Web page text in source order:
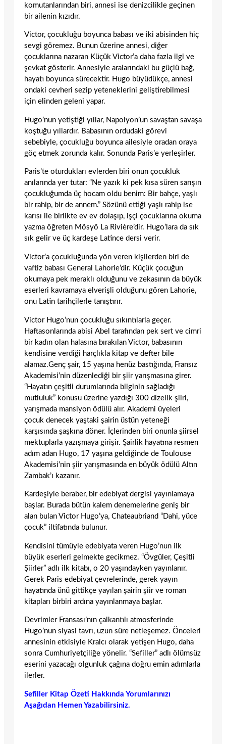
komutanlarından biri, annesi ise denizcilikle geçinen
bir ailenin kızıdır.
Victor, çocukluğu boyunca babası ve iki abisinden hiç
sevgi göremez. Bunun üzerine annesi, diğer
çocuklarına nazaran Küçük Victor’a daha fazla ilgi ve
şevkat gösterir. Annesiyle aralarındaki bu güçlü bağ,
hayatı boyunca sürecektir. Hugo büyüdükçe, annesi
ondaki cevheri sezip yeteneklerini geliştirebilmesi
için elinden geleni yapar.
Hugo’nun yetiştiği yıllar, Napolyon’un savaştan savaşa
koştuğu yıllardır. Babasının ordudaki görevi
sebebiyle, çocukluğu boyunca ailesiyle oradan oraya
göç etmek zorunda kalır. Sonunda Paris’e yerleşirler.
Paris’te oturdukları evlerden biri onun çocukluk
anılarında yer tutar: “Ne yazık ki pek kısa süren sarışın
çocukluğumda üç hocam oldu benim: Bir bahçe, yaşlı
bir rahip, bir de annem.” Sözünü ettiği yaşlı rahip ise
karısı ile birlikte ev ev dolaşıp, işçi çocuklarına okuma
yazma öğreten Mösyö La Rivière’dir. Hugo’lara da sık
sık gelir ve üç kardeşe Latince dersi verir.
Victor’a çocukluğunda yön veren kişilerden biri de
vaftiz babası General Lahorie’dir. Küçük çocuğun
okumaya pek meraklı olduğunu ve zekasının da büyük
eserleri kavramaya elverişli olduğunu gören Lahorie,
onu Latin tarihçilerle tanıştırır.
Victor Hugo’nun çocukluğu sıkıntılarla geçer.
Haftasonlarında abisi Abel tarafından pek sert ve cimri
bir kadın olan halasına bırakılan Victor, babasının
kendisine verdiği harçlıkla kitap ve defter bile
alamaz.Genç şair, 15 yaşına henüz bastığında, Fransız
Akademisi’nin düzenlediği bir şiir yarışmasına girer.
“Hayatın çeşitli durumlarında bilginin sağladığı
mutluluk” konusu üzerine yazdığı 300 dizelik şiiri,
yarışmada mansiyon ödülü alır. Akademi üyeleri
çocuk denecek yaştaki şairin üstün yeteneği
karşısında şaşkına döner. İçlerinden biri onunla şiirsel
mektuplarla yazışmaya girişir. Şairlik hayatına resmen
adım adan Hugo, 17 yaşına geldiğinde de Toulouse
Akademisi’nin şiir yarışmasında en büyük ödülü Altın
Zambak’ı kazanır.
Kardeşiyle beraber, bir edebiyat dergisi yayınlamaya
başlar. Burada bütün kalem denemelerine geniş bir
alan bulan Victor Hugo’ya, Chateaubriand “Dahi, yüce
çocuk” iltifatında bulunur.
Kendisini tümüyle edebiyata veren Hugo’nun ilk
büyük eserleri gelmekte gecikmez. “Övgüler, Çeşitli
Şiirler” adlı ilk kitabı, o 20 yaşındayken yayınlanır.
Gerek Paris edebiyat çevrelerinde, gerek yayın
hayatında ünü gittikçe yayılan şairin şiir ve roman
kitapları birbiri ardına yayınlanmaya başlar.
Devrimler Fransası’nın çalkantılı atmosferinde
Hugo’nun siyasi tavrı, uzun süre netleşemez. Önceleri
annesinin etkisiyle Kralcı olarak yetişen Hugo, daha
sonra Cumhuriyetçiliğe yönelir. “Sefiller” adlı ölümsüz
eserini yazacağı olgunluk çağına doğru emin adımlarla
ilerler.
Sefiller Kitap Özeti Hakkında Yorumlarınızı
Aşağıdan Hemen Yazabilirsiniz.